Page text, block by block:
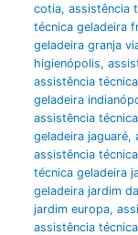
cotia, assistência
técnica geladeira
geladeira granja
higienópolis,
assistência
geladeira
assistência
geladeira jaguaré,
assistência
técnica geladeira
geladeira jardim
jardim europa,
assistência